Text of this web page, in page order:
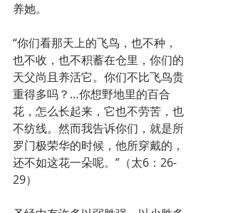
养她。
“你们看那天上的飞鸟，也不种，
也不收，也不积蓄在仓里，你们的
天父尚且养活它。你们不比飞鸟贵
重得多吗？…你想野地里的百合
花，怎么长起来，它也不劳苦，也
不纺线。然而我告诉你们，就是所
罗门极荣华的时候，他所穿戴的，
还不如这花一朵呢。”（太6：26-
29）